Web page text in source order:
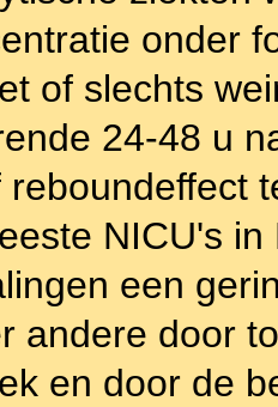
onder
of slechts
24-48 u
NICU's
een
andere door
en door de